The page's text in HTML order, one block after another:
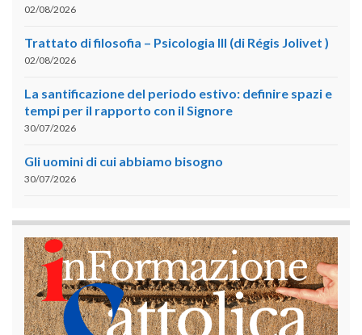
02/08/2026
Trattato di filosofia – Psicologia III (di Régis Jolivet )
02/08/2026
La santificazione del periodo estivo: definire spazi e
tempi per il rapporto con il Signore
30/07/2026
Gli uomini di cui abbiamo bisogno
30/07/2026